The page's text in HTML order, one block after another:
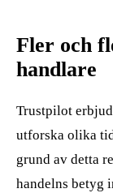
Fler och
handlare
Trustpilot
utforska olika
grund av detta
handelns betyg